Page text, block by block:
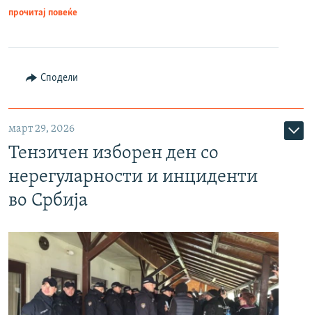
прочитај повеќе
Сподели
март 29, 2026
Тензичен изборен ден со
нерегуларности и инциденти
во Србија